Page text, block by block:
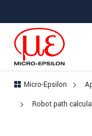
Prejdite priamo na
Micro-Epsilon
Robot path